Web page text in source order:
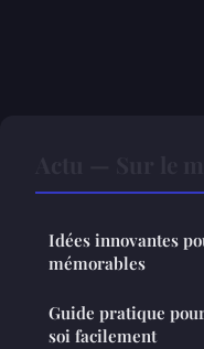
Idées innovantes
mémorables
Guide pratique
soi facilement